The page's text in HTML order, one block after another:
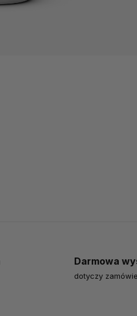
Darmowa
dotyczy